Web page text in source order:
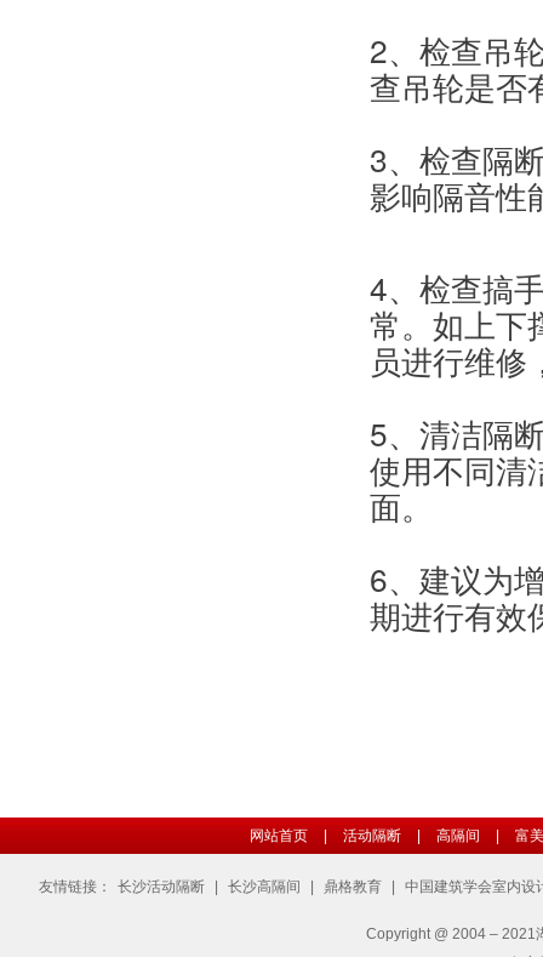
2、检查吊
查吊轮是否
3、检查隔
影响隔音性
4、检查搞
常。如上下
员进行维修
5、清洁隔
使用不同清
面。
6、建议为
期进行有效
网站首页 活动隔断 高隔间 富
友情链接： 长沙活动隔断 长沙高隔间 鼎格教育 中国建筑学会室内设
Copyright @ 2004 – 2021